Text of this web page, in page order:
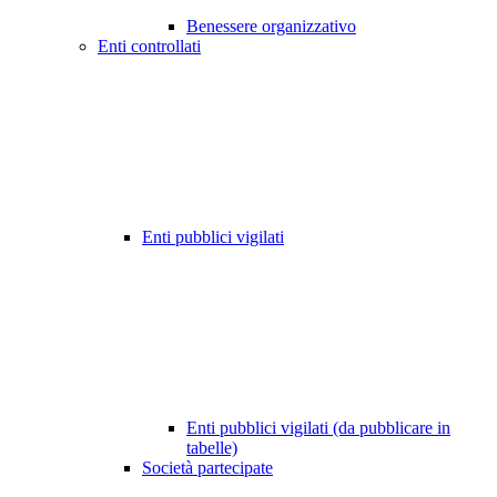
Benessere organizzativo
Enti controllati
Enti pubblici vigilati
Enti pubblici vigilati (da pubblicare in
tabelle)
Società partecipate